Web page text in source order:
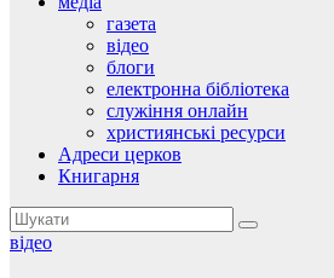
газета
відео
блоги
електронна бібліотека
служіння онлайн
християнські ресурси
Адреси церков
Книгарня
відео